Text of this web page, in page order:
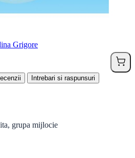
Grigore
Intrebari si raspunsuri
grupa mijlocie